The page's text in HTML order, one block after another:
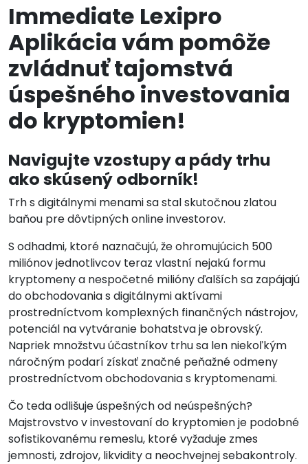
Immediate Lexipro
Aplikácia vám pomôže
zvládnuť tajomstvá
úspešného investovania
do kryptomien!
Navigujte vzostupy a pády trhu
ako skúsený odborník!
Trh s digitálnymi menami sa stal skutočnou zlatou
baňou pre dôvtipných online investorov.
S odhadmi, ktoré naznačujú, že ohromujúcich 500
miliónov jednotlivcov teraz vlastní nejakú formu
kryptomeny a nespočetné milióny ďalších sa zapájajú
do obchodovania s digitálnymi aktívami
prostredníctvom komplexných finančných nástrojov,
potenciál na vytváranie bohatstva je obrovský.
Napriek množstvu účastníkov trhu sa len niekoľkým
náročným podarí získať značné peňažné odmeny
prostredníctvom obchodovania s kryptomenami.
Čo teda odlišuje úspešných od neúspešných?
Majstrovstvo v investovaní do kryptomien je podobné
sofistikovanému remeslu, ktoré vyžaduje zmes
jemnosti, zdrojov, likvidity a neochvejnej sebakontroly.